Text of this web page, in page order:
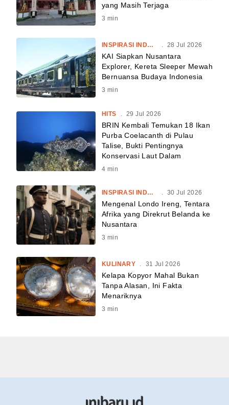
yang Masih Terjaga
3 min
INSPIRASI INDONESIA . 28 Jul 2026
KAI Siapkan Nusantara
Explorer, Kereta Sleeper Mewah
Bernuansa Budaya Indonesia
3 min
HITS 29 Jul 2026
BRIN Kembali Temukan 18 Ikan
Purba Coelacanth di Pulau
Talise, Bukti Pentingnya
Konservasi Laut Dalam
4 min
INSPIRASI INDONESIA 30 Jul 2026
Mengenal Londo Ireng, Tentara
Afrika yang Direkrut Belanda ke
Nusantara
3 min
KULINARY . 31 Jul 2026
Kelapa Kopyor Mahal Bukan
Tanpa Alasan, Ini Fakta
Menariknya
3 min